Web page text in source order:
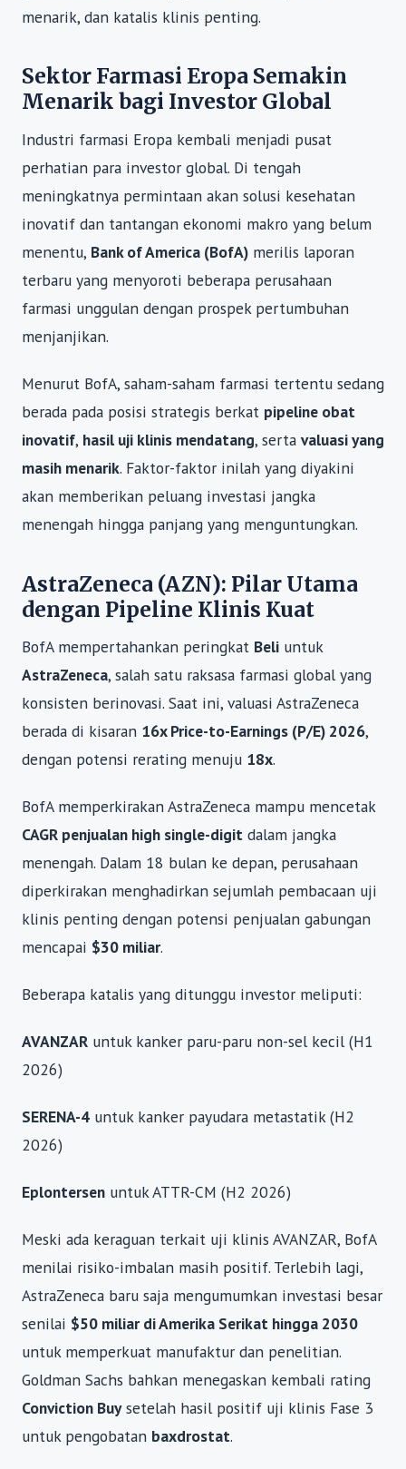
menarik, dan katalis klinis penting.
Sektor Farmasi Eropa Semakin
Menarik bagi Investor Global
Industri farmasi Eropa kembali menjadi pusat
perhatian para investor global. Di tengah
meningkatnya permintaan akan solusi kesehatan
inovatif dan tantangan ekonomi makro yang belum
menentu, Bank of America (BofA) merilis laporan
terbaru yang menyoroti beberapa perusahaan
farmasi unggulan dengan prospek pertumbuhan
menjanjikan.
Menurut BofA, saham-saham farmasi tertentu sedang
berada pada posisi strategis berkat pipeline obat
inovatif, hasil uji klinis mendatang, serta valuasi yang
masih menarik. Faktor-faktor inilah yang diyakini
akan memberikan peluang investasi jangka
menengah hingga panjang yang menguntungkan.
AstraZeneca (AZN): Pilar Utama
dengan Pipeline Klinis Kuat
BofA mempertahankan peringkat Beli untuk
AstraZeneca, salah satu raksasa farmasi global yang
konsisten berinovasi. Saat ini, valuasi AstraZeneca
berada di kisaran 16x Price-to-Earnings (P/E) 2026,
dengan potensi rerating menuju 18x.
BofA memperkirakan AstraZeneca mampu mencetak
CAGR penjualan high single-digit dalam jangka
menengah. Dalam 18 bulan ke depan, perusahaan
diperkirakan menghadirkan sejumlah pembacaan uji
klinis penting dengan potensi penjualan gabungan
mencapai $30 miliar.
Beberapa katalis yang ditunggu investor meliputi:
AVANZAR untuk kanker paru-paru non-sel kecil (H1
2026)
SERENA-4 untuk kanker payudara metastatik (H2
2026)
Eplontersen untuk ATTR-CM (H2 2026)
Meski ada keraguan terkait uji klinis AVANZAR, BofA
menilai risiko-imbalan masih positif. Terlebih lagi,
AstraZeneca baru saja mengumumkan investasi besar
senilai $50 miliar di Amerika Serikat hingga 2030
untuk memperkuat manufaktur dan penelitian.
Goldman Sachs bahkan menegaskan kembali rating
Conviction Buysetelah hasil positif uji klinis Fase 3
untuk pengobatan baxdrostat.